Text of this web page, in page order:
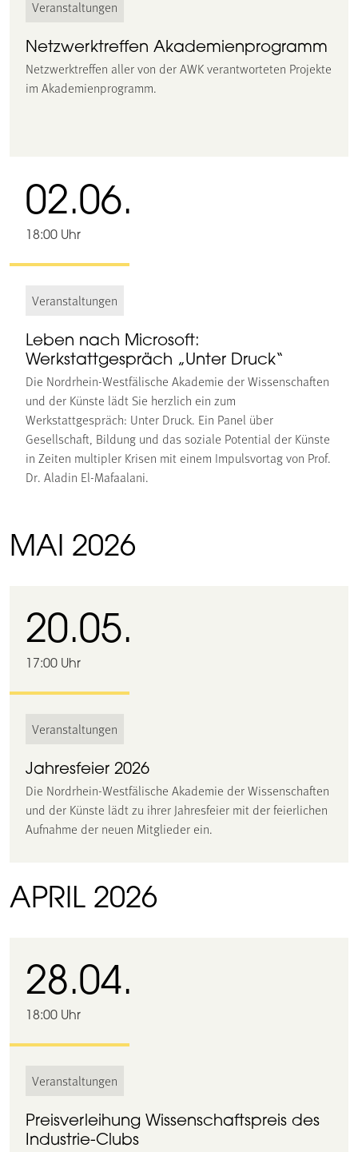
Veranstaltungen
Netzwerktreffen Akademienprogramm
Netzwerktreffen aller von der AWK verantworteten Projekte
im Akademienprogramm.
02.06.
18:00 Uhr
Veranstaltungen
Leben nach Microsoft:
Werkstattgespräch „Unter Druck“
Die Nordrhein-Westfälische Akademie der Wissenschaften
und der Künste lädt Sie herzlich ein zum
Werkstattgespräch: Unter Druck. Ein Panel über
Gesellschaft, Bildung und das soziale Potential der Künste
in Zeiten multipler Krisen mit einem Impulsvortag von Prof.
Dr. Aladin El-Mafaalani.
MAI 2026
20.05.
17:00 Uhr
Veranstaltungen
Jahresfeier 2026
Die Nordrhein-Westfälische Akademie der Wissenschaften
und der Künste lädt zu ihrer Jahresfeier mit der feierlichen
Aufnahme der neuen Mitglieder ein.
APRIL 2026
28.04.
18:00 Uhr
Veranstaltungen
Preisverleihung Wissenschaftspreis des
Industrie-Clubs